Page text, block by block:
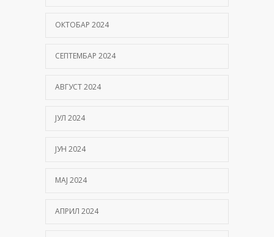
ОКТОБАР 2024
СЕПТЕМБАР 2024
АВГУСТ 2024
ЈУЛ 2024
ЈУН 2024
МАЈ 2024
АПРИЛ 2024